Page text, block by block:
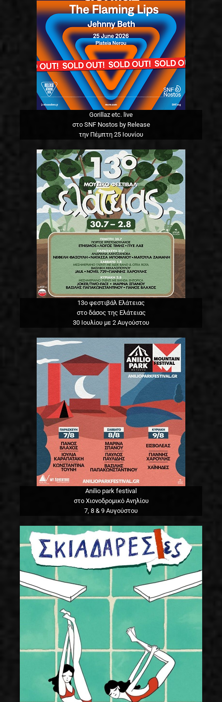
Gorillaz etc. live
στο SNF Nostos by Release
την Πέμπτη 25 Ιουνίου
13o φεστιβάλ Ελάτειας
στο δάσος της Ελάτειας
30 Ιουλίου με 2 Αυγούστου
Anilio park festival
στο Χιονοδρομικό Ανηλίου
7, 8 & 9 Αυγούστου